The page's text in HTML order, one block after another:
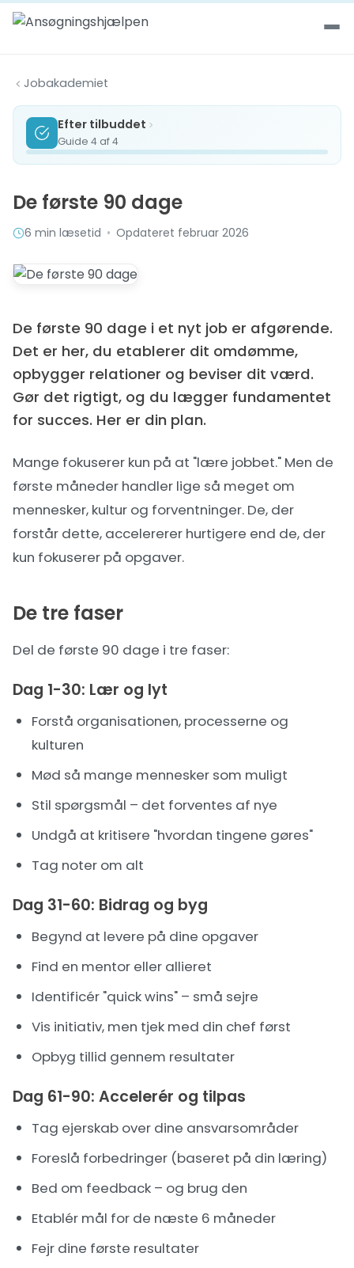
Spring til indhold
Jobakademiet
Efter tilbuddet
Guide 4 af 4
De første 90 dage
6 min læsetid • Opdateret februar 2026
De første 90 dage i et nyt job er afgørende.
Det er her, du etablerer dit omdømme,
opbygger relationer og beviser dit værd.
Gør det rigtigt, og du lægger fundamentet
for succes. Her er din plan.
Mange fokuserer kun på at "lære jobbet." Men de
første måneder handler lige så meget om
mennesker, kultur og forventninger. De, der
forstår dette, accelererer hurtigere end de, der
kun fokuserer på opgaver.
De tre faser
Del de første 90 dage i tre faser:
Dag 1-30: Lær og lyt
Forstå organisationen, processerne og
kulturen
Mød så mange mennesker som muligt
Stil spørgsmål – det forventes af nye
Undgå at kritisere "hvordan tingene gøres"
Tag noter om alt
Dag 31-60: Bidrag og byg
Begynd at levere på dine opgaver
Find en mentor eller allieret
Identificér "quick wins" – små sejre
Vis initiativ, men tjek med din chef først
Opbyg tillid gennem resultater
Dag 61-90: Accelerér og tilpas
Tag ejerskab over dine ansvarsområder
Foreslå forbedringer (baseret på din læring)
Bed om feedback – og brug den
Etablér mål for de næste 6 måneder
Fejr dine første resultater